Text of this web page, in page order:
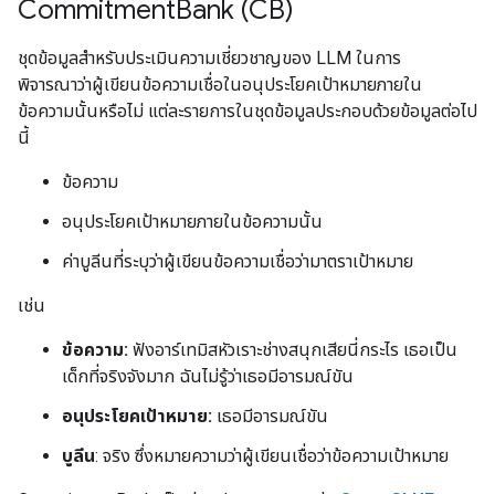
CommitmentBank (CB)
ชุดข้อมูลสําหรับประเมินความเชี่ยวชาญของ LLM ในการ
พิจารณาว่าผู้เขียนข้อความเชื่อในอนุประโยคเป้าหมายภายใน
ข้อความนั้นหรือไม่ แต่ละรายการในชุดข้อมูลประกอบด้วยข้อมูลต่อไป
นี้
ข้อความ
อนุประโยคเป้าหมายภายในข้อความนั้น
ค่าบูลีนที่ระบุว่าผู้เขียนข้อความเชื่อว่ามาตราเป้าหมาย
เช่น
ข้อความ: ฟังอาร์เทมิสหัวเราะช่างสนุกเสียนี่กระไร เธอเป็น
เด็กที่จริงจังมาก ฉันไม่รู้ว่าเธอมีอารมณ์ขัน
อนุประโยคเป้าหมาย: เธอมีอารมณ์ขัน
บูลีน: จริง ซึ่งหมายความว่าผู้เขียนเชื่อว่าข้อความเป้าหมาย